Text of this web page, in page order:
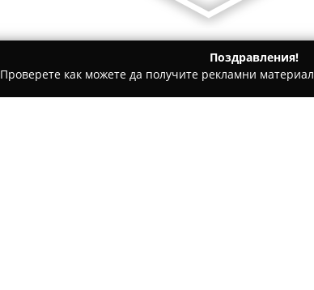
Поздравления!
Проверете как можете да получите рекламни